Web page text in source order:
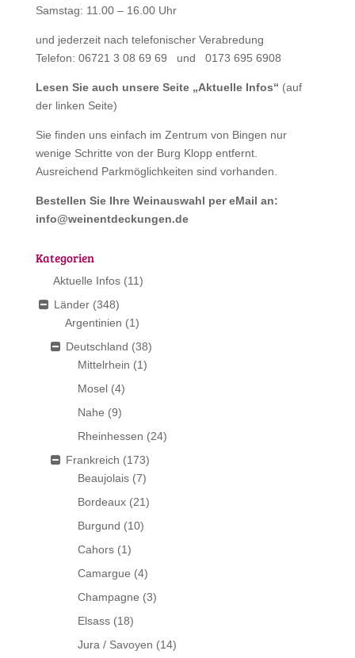
Samstag: 11.00 – 16.00 Uhr
und jederzeit nach telefonischer Verabredung
Telefon: 06721 3 08 69 69 und 0173 695 6908
Lesen Sie auch unsere Seite „Aktuelle Infos“ (auf
der linken Seite)
Sie finden uns einfach im Zentrum von Bingen nur
wenige Schritte von der Burg Klopp entfernt.
Ausreichend Parkmöglichkeiten sind vorhanden.
Bestellen Sie Ihre Weinauswahl per eMail an:
info@weinentdeckungen.de
Kategorien
Aktuelle Infos (11)
Länder (348)
Argentinien (1)
Deutschland (38)
Mittelrhein (1)
Mosel (4)
Nahe (9)
Rheinhessen (24)
Frankreich (173)
Beaujolais (7)
Bordeaux (21)
Burgund (10)
Cahors (1)
Camargue (4)
Champagne (3)
Elsass (18)
Jura / Savoyen (14)